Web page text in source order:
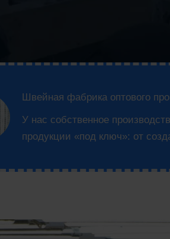
Швейная фабрика оптового
У нас собственное
продукции «под ключ»: от